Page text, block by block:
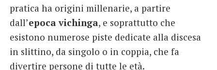
pratica ha origini millenarie, a partire
dall’epoca vichinga, e soprattutto che
esistono numerose piste dedicate alla discesa
in slittino, da singolo o in coppia, che fa
divertire persone di tutte le età.